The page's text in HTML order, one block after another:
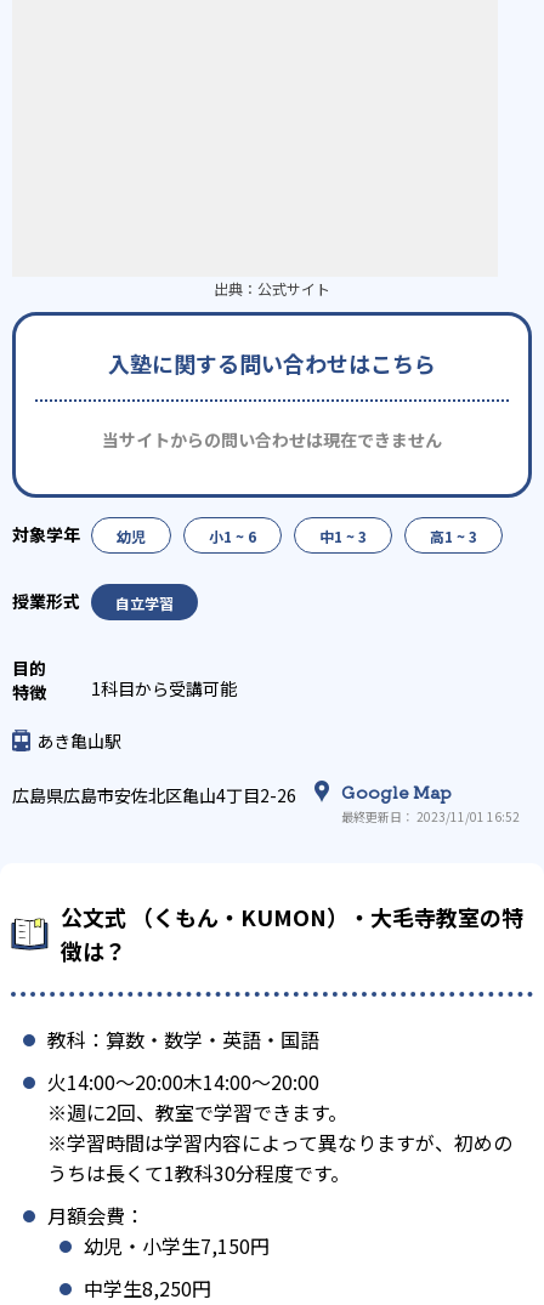
出典： 公式サイト
入塾に関する問い合わせはこちら
当サイトからの問い合わせは現在できません
幼児 小1 ~ 6 中1 ~ 3 高1 ~ 3
自立学習
1科目から受講可能
あき亀山駅
広島県広島市安佐北区亀山4丁目2-26 Google Map
最終更新日： 2023/11/01 16:52
公文式 （くもん・KUMON）・大毛寺教室の特
徴は？
教科：算数・数学・英語・国語
火14:00〜20:00木14:00〜20:00
※週に2回、教室で学習できます。
※学習時間は学習内容によって異なりますが、初めの
うちは長くて1教科30分程度です。
月額会費：
幼児・小学生7,150円
中学生8,250円